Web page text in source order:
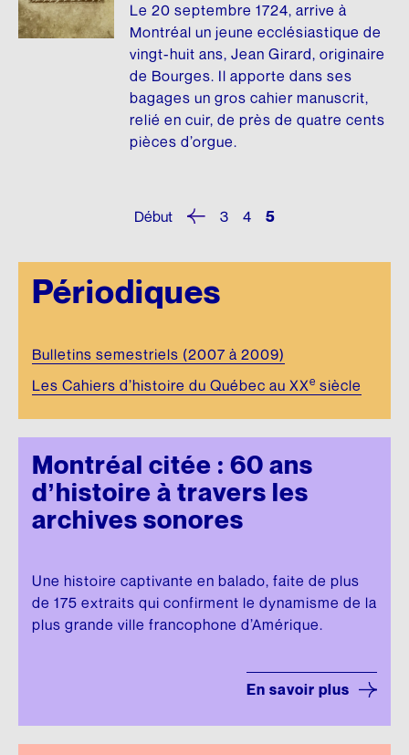
Le 20 septembre 1724, arrive à
Montréal un jeune ecclésiastique de
vingt-huit ans, Jean Girard, originaire
de Bourges. Il apporte dans ses
bagages un gros cahier manuscrit,
relié en cuir, de près de quatre cents
pièces d’orgue.
Début 3 4 5
Périodiques
Bulletins semestriels (2007 à 2009)
Les Cahiers d’histoire du Québec au XXe siècle
Montréal citée : 60 ans
d’histoire à travers les
archives sonores
Une histoire captivante en balado, faite de plus
de 175 extraits qui confirment le dynamisme de la
plus grande ville francophone d’Amérique.
En savoir plus